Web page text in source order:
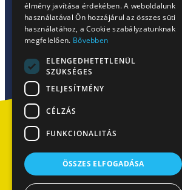
Szakrendelések
Kérdezz-Felelek
Gyakran
Hírek
élmény javítása érdekében. A weboldalunk
használatával Ön hozzájárul az összes süti
használatához, a Cookie szabályzatunknak
megfelelően. Bővebben
ELENGEDHETETLENÜL
SZÜKSÉGES
TELJESÍTMÉNY
CÉLZÁS
FUNKCIONALITÁS
ÖSSZES ELFOGADÁSA